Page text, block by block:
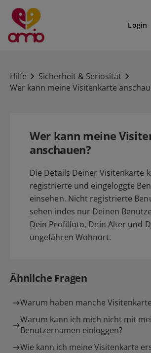
Login
Hilfe
Sicherheit & Seriosität
Wer kann meine Visitenkarte
Wer kann meine
anschauen?
Die Details Deiner Visitenkarte
registrierte und eingeloggte
einsehen. Nicht registrierte
sehen indes nur Deinen
Dein Profilfoto, Dein Alter und
ungefähren Wohnort.
Ähnliche Fragen
Warum haben manche
Warum kann ich mich nicht mit
Benutzernamen einloggen?
Wie kann ich meine Visitenkarte